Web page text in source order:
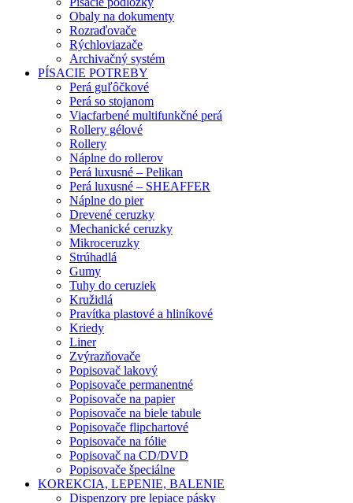
Obaly na dokumenty
Rozraďovače
Rýchloviazače
Archivačný systém
PÍSACIE POTREBY
Perá guľôčkové
Perá so stojanom
Viacfarbené multifunkčné perá
Rollery gélové
Rollery
Náplne do rollerov
Perá luxusné – Pelikan
Perá luxusné – SHEAFFER
Náplne do pier
Drevené ceruzky
Mechanické ceruzky
Mikroceruzky
Strúhadlá
Gumy
Tuhy do ceruziek
Kružidlá
Pravítka plastové a hliníkové
Kriedy
Liner
Zvýrazňovače
Popisovač lakový
Popisovače permanentné
Popisovače na papier
Popisovače na biele tabule
Popisovače flipchartové
Popisovače na fólie
Popisovač na CD/DVD
Popisovače špeciálne
KOREKCIA, LEPENIE, BALENIE
Dispenzory pre lepiace pásky